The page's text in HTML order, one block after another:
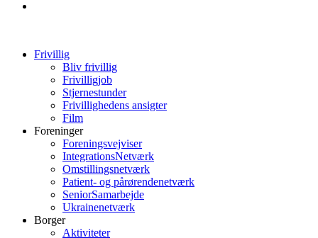
Frivillig
Bliv frivillig
Frivilligjob
Stjernestunder
Frivillighedens ansigter
Film
Foreninger
Foreningsvejviser
IntegrationsNetværk
Omstillingsnetværk
Patient- og pårørendenetværk
SeniorSamarbejde
Ukrainenetværk
Borger
Aktiviteter